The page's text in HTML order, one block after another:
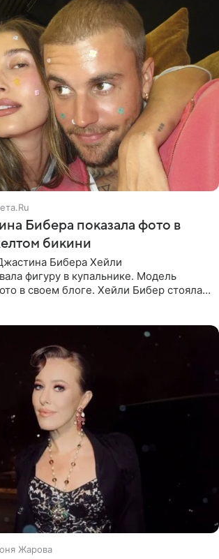
Бибера показала фото в
бикини
Бибера Хейли
фигуру в купальнике. Модель
в своем блоге. Хейли Бибер стояла
Жарова